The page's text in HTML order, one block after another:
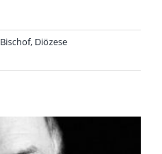
Bischof, Diözese